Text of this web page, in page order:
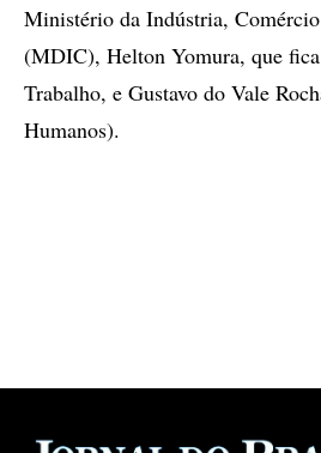
Ministério da Indústria,
(MDIC), Helton Yomura, que
Trabalho, e Gustavo do Vale
Humanos).